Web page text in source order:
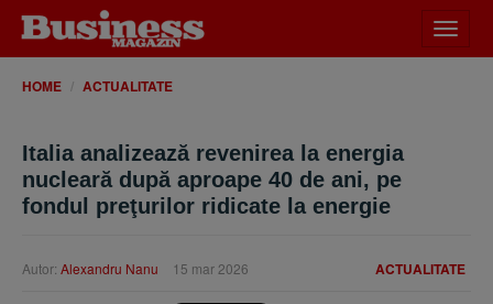
meniu
HOME ACTUALITATE
Italia analizează revenirea la energia
nucleară după aproape 40 de ani, pe
fondul preţurilor ridicate la energie
ACTUALITATE
Autor: Alexandru Nanu 15 mar 2026